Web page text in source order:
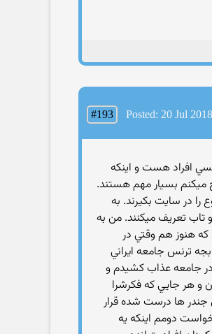
#193 Posted: 20 Jul
افراد هست و اينكه
ميكنم بسيار مهم هستند.
در سايت بكيرند. به
تاب تعريف ميكنند. من به
كه هنوز هم وقتي در
ترنس جامعه ايراني
در جامعه عذاب كشيدم و
و هر جايي كه فكرشرا
جندر ها درست شده قرار
دومم اينكه يه